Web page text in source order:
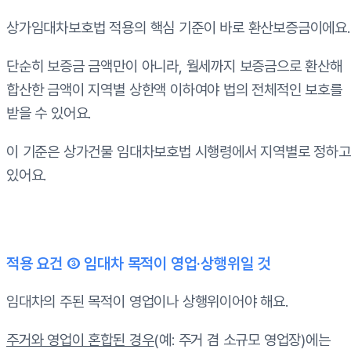
상가임대차보호법 적용의 핵심 기준이 바로 환산보증금이에요.
단순히 보증금 금액만이 아니라, 월세까지 보증금으로 환산해
합산한 금액이 지역별 상한액 이하여야 법의 전체적인 보호를
받을 수 있어요.
이 기준은 상가건물 임대차보호법 시행령에서 지역별로 정하고
있어요.
적용 요건 ③ 임대차 목적이 영업·상행위일 것
임대차의 주된 목적이 영업이나 상행위이어야 해요.
주거와 영업이 혼합된 경우(예: 주거 겸 소규모 영업장)에는